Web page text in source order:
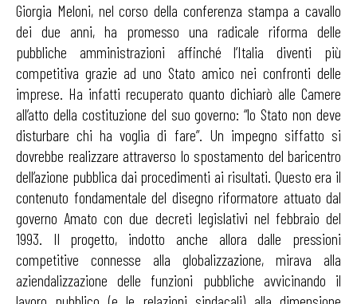
Giorgia Meloni, nel corso della conferenza stampa a cavallo
dei due anni, ha promesso una radicale riforma delle
pubbliche amministrazioni affinché l’Italia diventi più
competitiva grazie ad uno Stato amico nei confronti delle
imprese. Ha infatti recuperato quanto dichiarò alle Camere
all’atto della costituzione del suo governo: “lo Stato non deve
disturbare chi ha voglia di fare”. Un impegno siffatto si
dovrebbe realizzare attraverso lo spostamento del baricentro
dell’azione pubblica dai procedimenti ai risultati. Questo era il
contenuto fondamentale del disegno riformatore attuato dal
governo Amato con due decreti legislativi nel febbraio del
1993. Il progetto, indotto anche allora dalle pressioni
competitive connesse alla globalizzazione, mirava alla
aziendalizzazione delle funzioni pubbliche avvicinando il